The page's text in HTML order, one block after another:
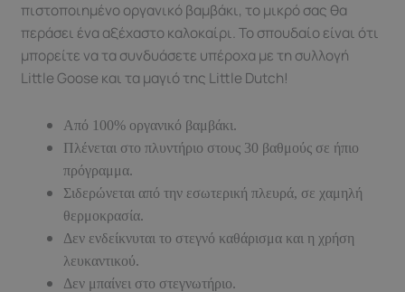
πιστοποιημένο οργανικό βαμβάκι, το μικρό σας θα
περάσει ένα αξέχαστο καλοκαίρι. Το σπουδαίο είναι ότι
μπορείτε να τα συνδυάσετε υπέροχα με τη συλλογή
Little Goose και τα μαγιό της Little Dutch!
Από 100% οργανικό βαμβάκι.
Πλένεται στο πλυντήριο στους 30 βαθμούς σε ήπιο
πρόγραμμα.
Σιδερώνεται από την εσωτερική πλευρά, σε χαμηλή
θερμοκρασία.
Δεν ενδείκνυται τo στεγνό καθάρισμα και η χρήση
λευκαντικού.
Δεν μπαίνει στο στεγνωτήριο.